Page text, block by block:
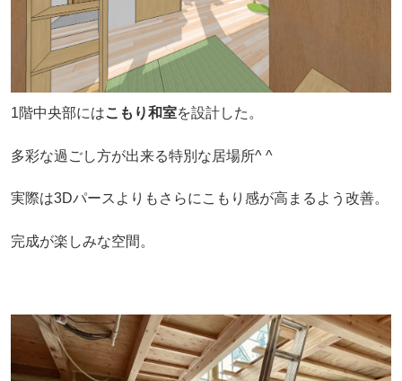
1階中央部にはこもり和室を設計した。
多彩な過ごし方が出来る特別な居場所^ ^
実際は3Dパースよりもさらにこもり感が高まるよう改善。
完成が楽しみな空間。